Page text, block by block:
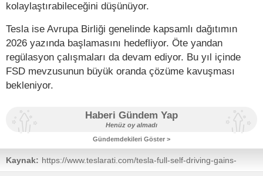
kolaylaştırabileceğini düşünüyor.
Tesla ise Avrupa Birliği genelinde kapsamlı dağıtımın
2026 yazında başlamasını hedefliyor. Öte yandan
regülasyon çalışmaları da devam ediyor. Bu yıl içinde
FSD mevzusunun büyük oranda çözüme kavuşması
bekleniyor.
Haberi Gündem Yap
Henüz oy almadı
Gündemdekileri Göster >
Kaynak: https://www.teslarati.com/tesla-full-self-driving-gains-
momentum-europe-new-country-mulling-approval/